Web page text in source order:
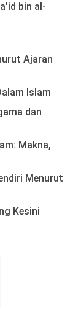
bin al-
Ajaran
Islam
dan
Makna,
Menurut
Kesini